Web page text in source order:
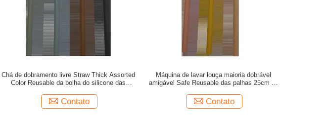
Chá de dobramento livre Straw Thick Assorted
Color Reusable da bolha do silicone das
Contato
Máquina de lavar louça maioria dobrável
amigável Safe Reusable das palhas 25cm do
Contato